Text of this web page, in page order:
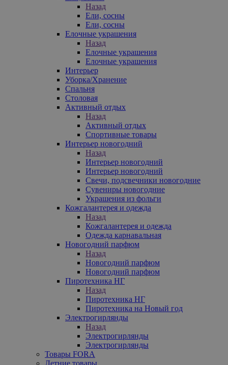
Назад
Ели, сосны
Ели, сосны
Елочные украшения
Назад
Елочные украшения
Елочные украшения
Интерьер
Уборка/Хранение
Спальня
Столовая
Активный отдых
Назад
Активный отдых
Спортивные товары
Интерьер новогодний
Назад
Интерьер новогодний
Интерьер новогодний
Свечи, подсвечники новогодние
Сувениры новогодние
Украшения из фольги
Кожгалантерея и одежда
Назад
Кожгалантерея и одежда
Одежда карнавальная
Новогодний парфюм
Назад
Новогодний парфюм
Новогодний парфюм
Пиротехника НГ
Назад
Пиротехника НГ
Пиротехника на Новый год
Электрогирлянды
Назад
Электрогирлянды
Электрогирлянды
Товары FORA
Летние товары